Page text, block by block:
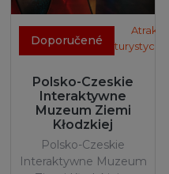
Doporučené
Atrakcje
turystyczne
Polsko-Czeskie
Interaktywne
Muzeum Ziemi
Kłodzkiej
Polsko-Czeskie
Interaktywne Muzeum